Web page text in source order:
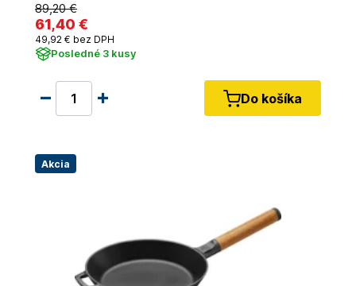
89,20 €
61,40 €
49,92 € bez DPH
Posledné 3 kusy
Do košíka
Akcia